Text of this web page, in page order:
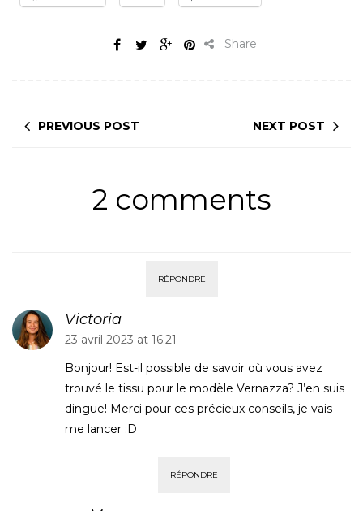
Share
PREVIOUS POST NEXT POST
2 comments
RÉPONDRE
Victoria
23 avril 2023 at 16:21
Bonjour! Est-il possible de savoir où vous avez
trouvé le tissu pour le modèle Vernazza? J’en suis
dingue! Merci pour ces précieux conseils, je vais
me lancer :D
RÉPONDRE